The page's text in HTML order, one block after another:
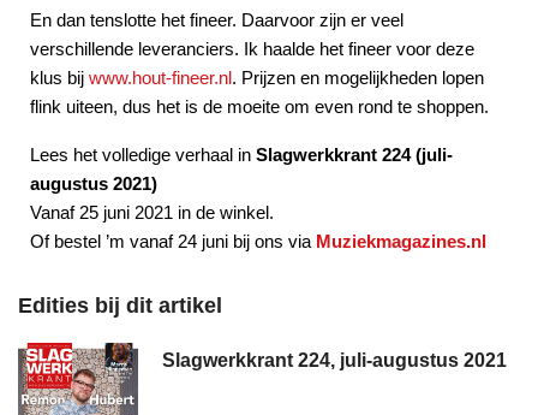
En dan tenslotte het fineer. Daarvoor zijn er veel
verschillende leveranciers. Ik haalde het fineer voor deze
klus bij www.hout-fineer.nl . Prijzen en mogelijkheden lopen
flink uiteen, dus het is de moeite om even rond te shoppen.
Lees het volledige verhaal in Slagwerkkrant 224 (juli-
augustus 2021)
Vanaf 25 juni 2021 in de winkel.
Of bestel ’m vanaf 24 juni bij ons via Muziekmagazines.nl
Edities bij dit artikel
Slagwerkkrant 224, juli-augustus 2021